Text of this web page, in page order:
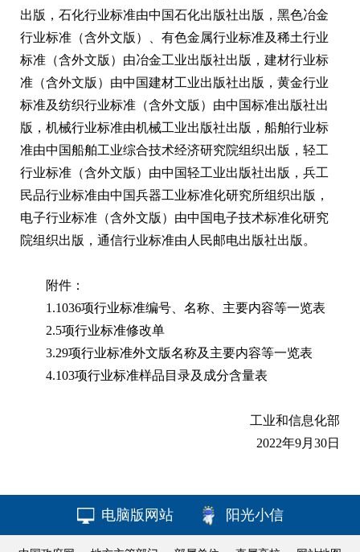
出版，石化行业标准由中国石化出版社出版，黑色冶金
行业标准（含外文版）、有色金属行业标准及稀土行业
标准（含外文版）由冶金工业出版社出版，建材行业标
准（含外文版）由中国建材工业出版社出版，黄金行业
标准及纺织行业标准（含外文版）由中国标准出版社出
版，机械行业标准由机械工业出版社出版，船舶行业标
准由中国船舶工业综合技术经济研究院组织出版，轻工
行业标准（含外文版）由中国轻工业出版社出版，兵工
民品行业标准由中国兵器工业标准化研究所组织出版，
电子行业标准（含外文版）由中国电子技术标准化研究
院组织出版，通信行业标准由人民邮电出版社出版。
附件：
1.1036项行业标准编号、名称、主要内容等一览表
2.5项行业标准修改单
3.29项行业标准外文版名称及主要内容等一览表
4.103项行业标准样品目录及成分含量表
工业和信息化部
2022年9月30日
电脑版网站 阳光小信